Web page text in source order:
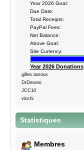
Year 2026 Goal:
Due Date:
Total Receipts:
PayPal Fees:
Net Balance:
Above Goal:
Site Currency:
Year 2026 Donations
gilles.tarroux
DrDesoto
JCC10
vinchi
Statistiques
Membres